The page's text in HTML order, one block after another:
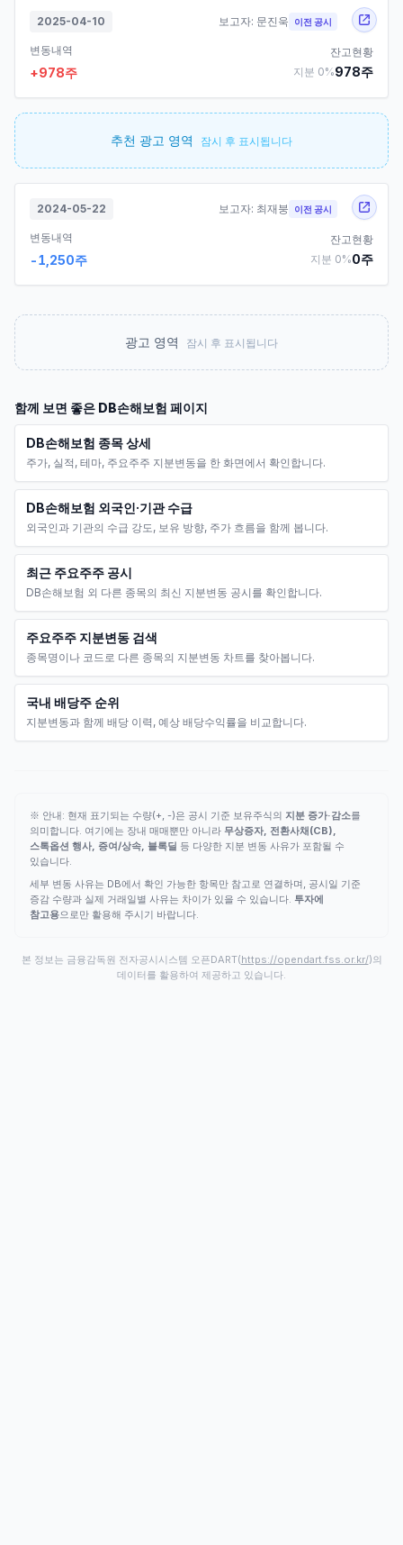
2025-04-10 보고자: 문진욱 이전 공시
변동내역
+978주
잔고현황
지분 0%978주
추천 광고 영역 잠시 후 표시됩니다
2024-05-22 보고자: 최재붕 이전 공시
변동내역
-1,250주
잔고현황
지분 0%0주
광고 영역 잠시 후 표시됩니다
함께 보면 좋은 DB손해보험 페이지
DB손해보험 종목 상세
주가, 실적, 테마, 주요주주 지분변동을 한 화면에서 확인합니다.
DB손해보험 외국인·기관 수급
외국인과 기관의 수급 강도, 보유 방향, 주가 흐름을 함께 봅니다.
최근 주요주주 공시
DB손해보험 외 다른 종목의 최신 지분변동 공시를 확인합니다.
주요주주 지분변동 검색
종목명이나 코드로 다른 종목의 지분변동 차트를 찾아봅니다.
국내 배당주 순위
지분변동과 함께 배당 이력, 예상 배당수익률을 비교합니다.
※ 안내: 현재 표기되는 수량(+, -)은 공시 기준 보유주식의 지분 증가·감소를
의미합니다. 여기에는 장내 매매뿐만 아니라 무상증자, 전환사채(CB),
스톡옵션 행사, 증여/상속, 블록딜 등 다양한 지분 변동 사유가 포함될 수
있습니다.
세부 변동 사유는 DB에서 확인 가능한 항목만 참고로 연결하며, 공시일 기준
증감 수량과 실제 거래일별 사유는 차이가 있을 수 있습니다. 투자에
참고용으로만 활용해 주시기 바랍니다.
본 정보는 금융감독원 전자공시시스템 오픈DART(https://opendart.fss.or.kr/)의
데이터를 활용하여 제공하고 있습니다.